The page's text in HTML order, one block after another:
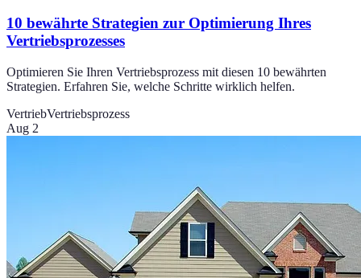
10 bewährte Strategien zur Optimierung Ihres
Vertriebsprozesses
Optimieren Sie Ihren Vertriebsprozess mit diesen 10 bewährten
Strategien. Erfahren Sie, welche Schritte wirklich helfen.
VertriebVertriebsprozess
Aug 2